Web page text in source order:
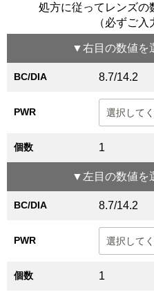
処方に従ってレンズの
（必ずご入
▼右目 の数値を
BC/DIA 8.7/14.2
PWR
個数 1
▼ 左目 の数値を
BC/DIA 8.7/14.2
PWR
個数 1